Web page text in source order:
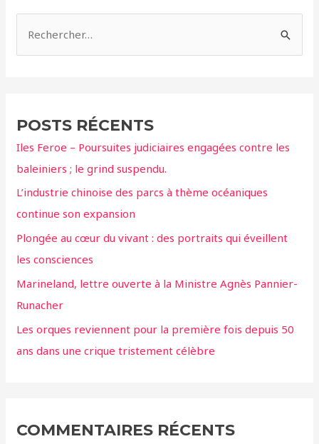
r
c
h
e
r
:
POSTS RÉCENTS
Iles Feroe – Poursuites judiciaires engagées contre les
baleiniers ; le grind suspendu.
L’industrie chinoise des parcs à thème océaniques
continue son expansion
Plongée au cœur du vivant : des portraits qui éveillent
les consciences
Marineland, lettre ouverte à la Ministre Agnès Pannier-
Runacher
Les orques reviennent pour la première fois depuis 50
ans dans une crique tristement célèbre
COMMENTAIRES RÉCENTS